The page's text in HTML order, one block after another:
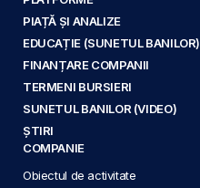
PIAȚĂ ȘI ANALIZE
EDUCAȚIE (SUNETUL BANILOR)
FINANȚARE COMPANII
TERMENI BURSIERI
SUNETUL BANILOR (VIDEO)
ȘTIRI
COMPANIE
Obiectul de activitate